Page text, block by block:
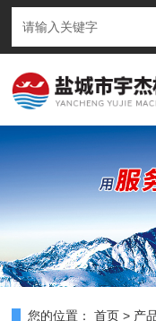
您的位置： 首页 > 产